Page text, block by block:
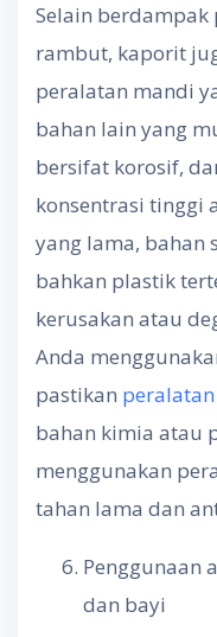
Selain berdampak
rambut, kaporit
peralatan mandi
bahan lain yang
bersifat korosif,
konsentrasi tinggi
yang lama, bahan
bahkan plastik
kerusakan atau
Anda
pastikan
bahan kimia atau
menggunakan
tahan lama dan
Penggunaan
dan bayi